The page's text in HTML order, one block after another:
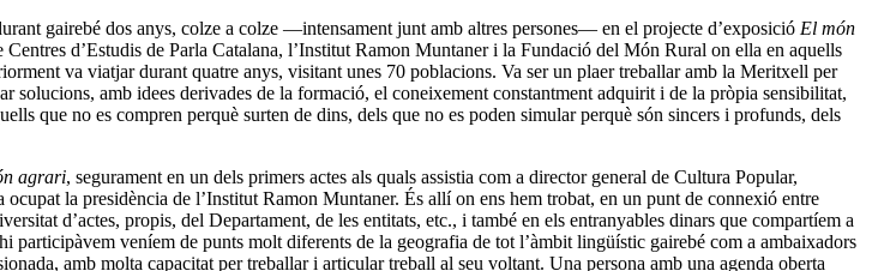
gairebé dos anys, colze a colze —intensament junt amb altres persones— en el projecte d’exposició El món
d’Estudis de Parla Catalana, l’Institut Ramon Muntaner i la Fundació del Món Rural on ella en aquells
va viatjar durant quatre anys, visitant unes 70 poblacions. Va ser un plaer treballar amb la Meritxell per
solucions, amb idees derivades de la formació, el coneixement constantment adquirit i de la pròpia sensibilitat,
que no es compren perquè surten de dins, dels que no es poden simular perquè són sincers i profunds, dels
agrari, segurament en un dels primers actes als quals assistia com a director general de Cultura Popular,
la presidència de l’Institut Ramon Muntaner. És allí on ens hem trobat, en un punt de connexió entre
d’actes, propis, del Departament, de les entitats, etc., i també en els entranyables dinars que compartíem a
veníem de punts molt diferents de la geografia de tot l’àmbit lingüístic gairebé com a ambaixadors
amb molta capacitat per treballar i articular treball al seu voltant. Una persona amb una agenda oberta